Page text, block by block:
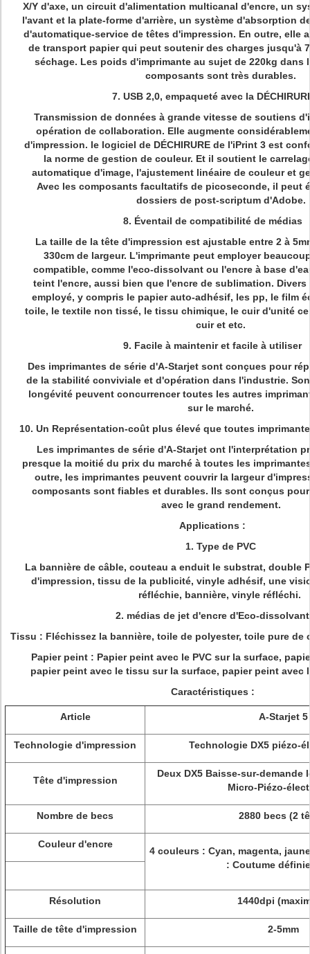
X/Y d'axe, un circuit d'alimentation multicanal d'encre, un
l'avant et la plate-forme d'arrière, un système d'absorption
d'automatique-service de têtes d'impression. En outre, elle
de transport papier qui peut soutenir des charges jusqu'à
séchage. Les poids d'imprimante au sujet de 220kg dans
composants sont très durables.
7. USB 2,0, empaqueté avec la
Transmission de données à grande vitesse de soutiens
opération de collaboration. Elle augmente
d'impression. le logiciel de DÉCHIRURE de l'iPrint 3 est
la norme de gestion de couleur. Et il soutient le
automatique d'image, l'ajustement linéaire de couleur et
Avec les composants facultatifs de picoseconde, il peut
dossiers de post-scriptum d'Adobe.
8. Éventail de compatibilité de médias
La taille de la tête d'impression est ajustable entre 2 à
330cm de largeur. L'imprimante peut employer
compatible, comme l'eco-dissolvant ou l'encre à base
teint l'encre, aussi bien que l'encre de sublimation. Divers
employé, y compris le papier auto-adhésif, les pp, le film
toile, le textile non tissé, le tissu chimique, le cuir d'unité
cuir et etc.
9. Facile à maintenir et facile à utiliser
Des imprimantes de série d'A-Starjet sont conçues pour
de la stabilité conviviale et d'opération dans l'industrie.
longévité peuvent concurrencer toutes les autres
sur le marché.
10. Un Représentation-coût plus élevé que toutes
Les imprimantes de série d'A-Starjet ont l'interprétation
presque la moitié du prix du marché à toutes les
outre, les imprimantes peuvent couvrir la largeur
composants sont fiables et durables. Ils sont conçus
avec le grand rendement.
Applications :
1. Type de PVC
La bannière de câble, couteau a enduit le substrat, double
d'impression, tissu de la publicité, vinyle adhésif, une
réfléchie, bannière, vinyle réfléchi.
2. médias de jet d'encre d'Eco-dissolvant
Tissu : Fléchissez la bannière, toile de polyester, toile pure de
Papier peint : Papier peint avec le PVC sur la surface,
papier peint avec le tissu sur la surface, papier peint avec
Caractéristiques :
Article A-Starjet 5
Technologie d'impression Technologie DX5 piézo-
Tête d'impression
Deux DX5 Baisse-sur-demande
Micro-Piézo-
Nombre de becs 2880 becs (2
Couleur d'encre
4 couleurs : Cyan, magenta,
: Coutume
Résolution 1440dpi
Taille de tête d'impression 2-5mm